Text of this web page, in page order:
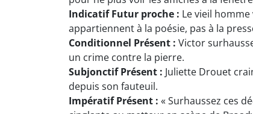
Indicatif Futur proche : Le vieil
appartiennent à la poésie, pas à la
Conditionnel Présent : Victor
un crime contre la pierre.
Subjonctif Présent : Juliette Drouet
depuis son fauteuil.
Impératif Présent : « Surhaussez ces